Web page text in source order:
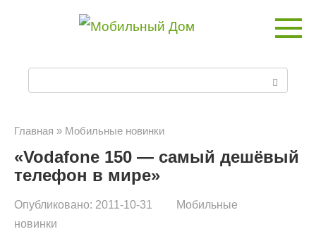
и
с
к
Главная » Мобильные новинки
«Vodafone 150 — самый дешёвый
телефон в мире»
Опубликовано: 2011-10-31
Мобильные
новинки